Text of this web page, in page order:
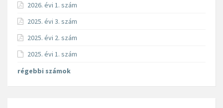
2026. évi 1. szám
2025. évi 3. szám
2025. évi 2. szám
2025. évi 1. szám
régebbi számok